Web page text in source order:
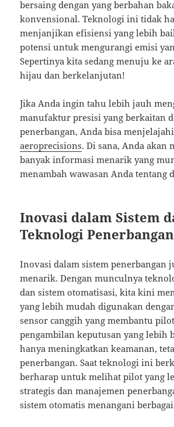
bersaing dengan yang berbahan
konvensional. Teknologi ini tidak
menjanjikan efisiensi yang lebih
potensi untuk mengurangi emisi
Sepertinya kita sedang menuju ke
hijau dan berkelanjutan!
Jika Anda ingin tahu lebih jauh
manufaktur presisi yang berkaitan
penerbangan, Anda bisa
aeroprecisions. Di sana, Anda akan
banyak informasi menarik yang
menambah wawasan Anda tentang
Inovasi dalam Sistem
Teknologi Penerbangan
Inovasi dalam sistem penerbangan
menarik. Dengan munculnya
dan sistem otomatisasi, kita kini
yang lebih mudah digunakan
sensor canggih yang membantu
pengambilan keputusan yang lebih
hanya meningkatkan keamanan,
penerbangan. Saat teknologi ini
berharap untuk melihat pilot yang
strategis dan manajemen
sistem otomatis menangani